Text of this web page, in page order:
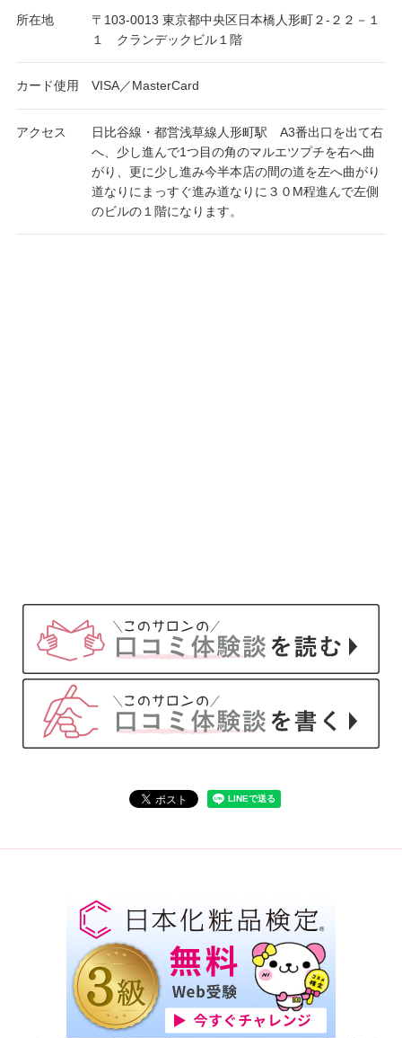
所在地
〒103-0013 東京都中央区日本橋人形町２-２２－１
１ クランデックビル１階
カード使用 VISA／MasterCard
アクセス
日比谷線・都営浅草線人形町駅 A3番出口を出て右
へ、少し進んで1つ目の角のマルエツプチを右へ曲
がり、更に少し進み今半本店の間の道を左へ曲がり
道なりにまっすぐ進み道なりに３０M程進んで左側
のビルの１階になります。